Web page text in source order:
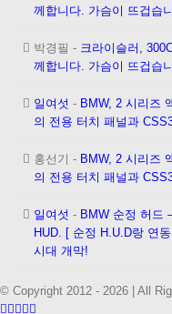
께합니다. 가슴이 뜨겁습
박경필 - 크라이슬러,
께합니다. 가슴이 뜨겁습
일여섯 - BMW, 2 시리즈
의 전용 터치 패널과
홍선기 - BMW, 2 시리즈
의 전용 터치 패널과
일여섯 - BMW 순정 허드
HUD. [ 순정 H.U.D랑 연
시대 개막!
© Copyright 2012 - 2026 | All
Facebook
Instagram
Vimeo
Twitter